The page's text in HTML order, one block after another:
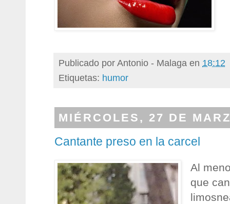
Publicado porAntonio - Malaga en 18:12
Etiquetas: humor
MIÉRCOLES, 27 DE
Cantante preso en la carcel
Al
que